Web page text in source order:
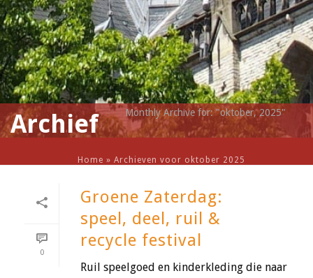
Archief Monthly Archive for: "oktober, 2025"
Home » Archieven voor oktober 2025
0
Groene Zaterdag:
speel, deel, ruil &
recycle festival
Ruil speelgoed en kinderkleding die naar